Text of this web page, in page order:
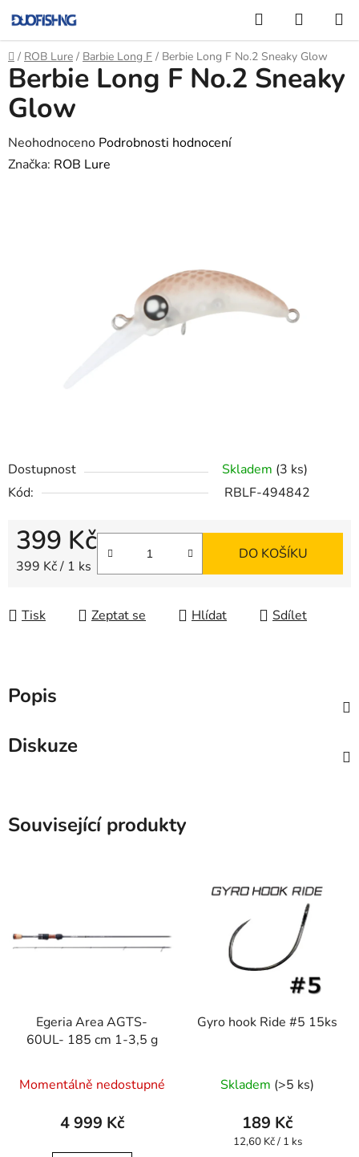
na
obsah
Hledat
KOŠÍK
Domů
/ ROB Lure / Barbie Long F / Berbie Long F No.2 Sneaky Glow
Dostupnost Skladem (3 ks)
Kód:
RBLF-494842
399 Kč
Měrná cena:
399 Kč / 1 ks
DO KOŠÍKU
Tisk Zeptat se Hlídat Sdílet
Berbie Long F No.2 Sneaky
Glow
Průměrné
hodnocení
Neohodnoceno Podrobnosti hodnocení
Značka: ROB Lure
Popis
Diskuze
Související produkty
Egeria Area AGTS-
60UL- 185 cm 1-3,5 g
Momentálně nedostupné
4 999 Kč
Gyro hook Ride #5 15ks
Skladem (>5 ks)
189 Kč
Měrná
12,60 Kč / 1 ks